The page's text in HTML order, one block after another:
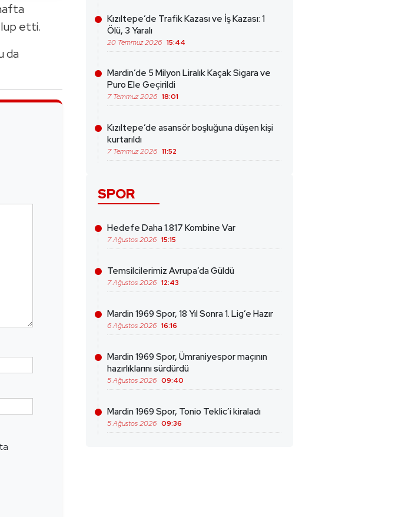
etti.
da
Kızıltepe’de Trafik Kazası ve İş Kazası: 1
Ölü, 3 Yaralı
20 Temmuz 2026 15:44
Mardin’de 5 Milyon Liralık Kaçak Sigara ve
Puro Ele Geçirildi
7 Temmuz 2026 18:01
Kızıltepe’de asansör boşluğuna düşen kişi
kurtarıldı
7 Temmuz 2026 11:52
SPOR
Hedefe Daha 1.817 Kombine Var
7 Ağustos 2026 15:15
Temsilcilerimiz Avrupa’da Güldü
7 Ağustos 2026 12:43
Mardin 1969 Spor, 18 Yıl Sonra 1. Lig’e Hazır
6 Ağustos 2026 16:16
Mardin 1969 Spor, Ümraniyespor maçının
hazırlıklarını sürdürdü
5 Ağustos 2026 09:40
Mardin 1969 Spor, Tonio Teklic’i kiraladı
5 Ağustos 2026 09:36